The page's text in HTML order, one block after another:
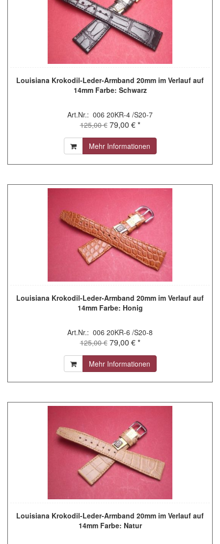
Louisiana Krokodil-Leder-Armband 20mm im Verlauf auf
14mm Farbe: Schwarz
Art.Nr.: 006 20KR-4 /S20-7
125,00 € 79,00 € *
Mehr Informationen
Louisiana Krokodil-Leder-Armband 20mm im Verlauf auf
14mm Farbe: Honig
Art.Nr.: 006 20KR-6 /S20-8
125,00 € 79,00 € *
Mehr Informationen
Louisiana Krokodil-Leder-Armband 20mm im Verlauf auf
14mm Farbe: Natur